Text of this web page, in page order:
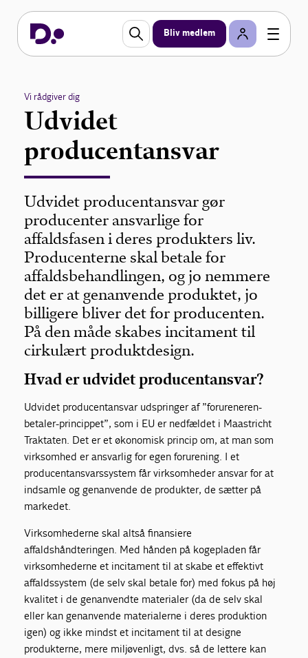
Bliv medlem
Vi rådgiver dig
Udvidet
producentansvar
Udvidet producentansvar gør
producenter ansvarlige for
affaldsfasen i deres produkters liv.
Producenterne skal betale for
affaldsbehandlingen, og jo nemmere
det er at genanvende produktet, jo
billigere bliver det for producenten.
På den måde skabes incitament til
cirkulært produktdesign.
Hvad er udvidet producentansvar?
Udvidet producentansvar udspringer af ”forureneren-
betaler-princippet”, som i EU er nedfældet i Maastricht
Traktaten. Det er et økonomisk princip om, at man som
virksomhed er ansvarlig for egen forurening. I et
producentansvarssystem får virksomheder ansvar for at
indsamle og genanvende de produkter, de sætter på
markedet.
Virksomhederne skal altså finansiere
affaldshåndteringen. Med hånden på kogepladen får
virksomhederne et incitament til at skabe et effektivt
affaldssystem (de selv skal betale for) med fokus på høj
kvalitet i de genanvendte materialer (da de selv skal
eller kan genanvende materialerne i deres produktion
igen) og ikke mindst et incitament til at designe
produkterne, mere miljøvenligt, dvs. så de lettere kan